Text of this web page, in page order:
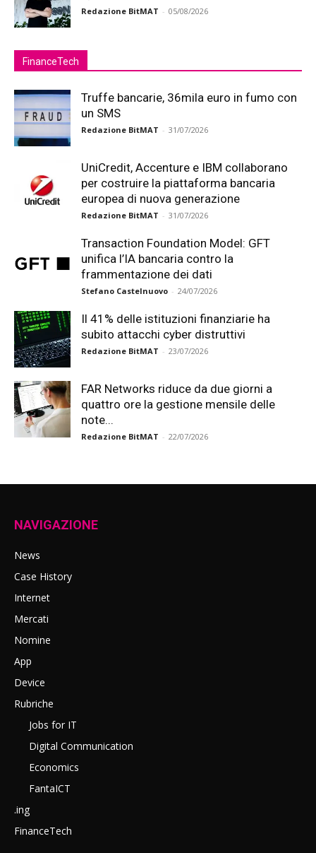
Redazione BitMAT - 05/08/2026
FinanceTech
Truffe bancarie, 36mila euro in fumo con
un SMS
Redazione BitMAT - 31/07/2026
UniCredit, Accenture e IBM collaborano
per costruire la piattaforma bancaria
europea di nuova generazione
Redazione BitMAT - 31/07/2026
Transaction Foundation Model: GFT
unifica l’IA bancaria contro la
frammentazione dei dati
Stefano Castelnuovo - 24/07/2026
Il 41% delle istituzioni finanziarie ha
subito attacchi cyber distruttivi
Redazione BitMAT - 23/07/2026
FAR Networks riduce da due giorni a
quattro ore la gestione mensile delle
note...
Redazione BitMAT - 22/07/2026
NAVIGAZIONE
News
Case History
Internet
Mercati
Nomine
App
Device
Rubriche
Jobs for IT
Digital Communication
Economics
FantaICT
.ing
FinanceTech